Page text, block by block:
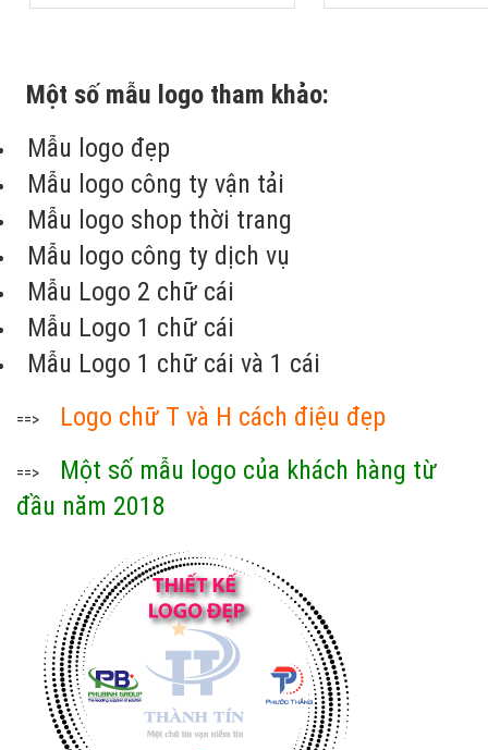
Một số mẫu logo tham khảo:
Mẫu logo đẹp
Mẫu logo công ty vận tải
Mẫu logo shop thời trang
Mẫu logo công ty dịch vụ
Mẫu Logo 2 chữ cái
Mẫu Logo 1 chữ cái
Mẫu Logo 1 chữ cái và 1 cái
==> Logo chữ T và H cách điệu đẹp
==>
Một số mẫu logo của khách hàng từ
đầu năm 2018